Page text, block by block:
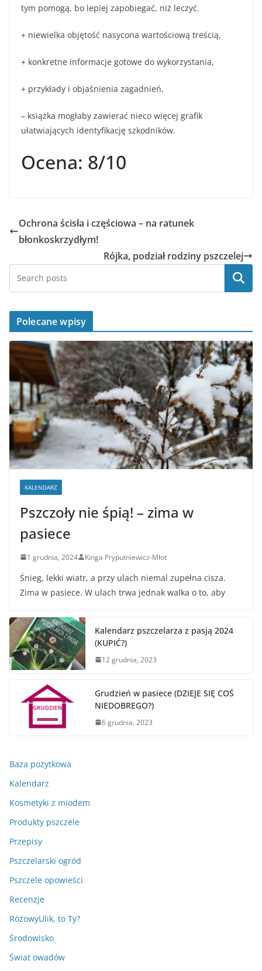
tym pomogą, bo lepiej zapobiegać, niż leczyć.
+ niewielka objętość nasycona wartościową treścią,
+ konkretne informacje gotowe do wykorzystania,
+ przykłady i objaśnienia zagadnień,
– książka mogłaby zawierać nieco więcej grafik
ułatwiających identyfikację szkodników.
Ocena: 8/10
Ochrona ścisła i częściowa – na ratunek
błonkoskrzydłym!
Rójka, podział rodziny pszczelej
Szukaj
Polecane wpisy
KALENDARZ
Pszczoły nie śpią! – zima w
pasiece
1 grudnia, 2024 Kinga Pryputniewicz-Młot
Śnieg, lekki wiatr, a przy ulach niemal zupełna cisza.
Zima w pasiece. W ulach trwa jednak walka o to, aby
Kalendarz pszczelarza z pasją 2024
(KUPIĆ?)
12 grudnia, 2023
Grudzień w pasiece (DZIEJE SIĘ COŚ
NIEDOBREGO?)
6 grudnia, 2023
Baza pożytkowa
Kalendarz
Kosmetyki z miodem
Produkty pszczele
Przepisy
Pszczelarski ogród
Pszczele opowieści
Recenzje
RóżowyUlik, to Ty?
Środowisko
Świat owadów